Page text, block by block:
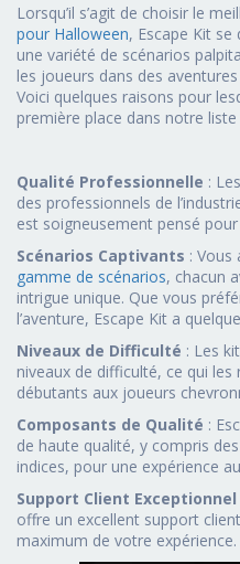
Lorsqu’il s’agit de choisir le
pour Halloween, Escape Kit
une variété de scénarios
les joueurs dans des
Voici quelques raisons pour
première place dans notre liste
Qualité Professionnelle :
des professionnels de
est soigneusement pensé
Scénarios Captivants : Vous
gamme de scénarios, chacun
intrigue unique. Que vous
l’aventure, Escape Kit a
Niveaux de Difficulté : Les
niveaux de difficulté, ce qui
débutants aux joueurs
Composants de Qualité :
de haute qualité, y compris
indices, pour une expérience
Support Client Exceptionnel
offre un excellent support
maximum de votre expérience.